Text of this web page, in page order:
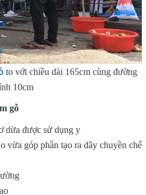
to với chiều dài 165cm cùng đường
10cm
gỗ
dừa được sử dụng y
vừa góp phần tạo ra dây chuyền chế